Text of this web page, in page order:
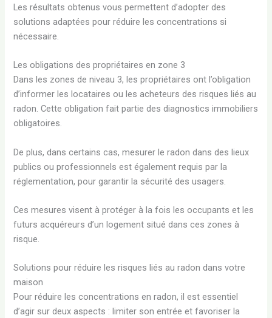
Les résultats obtenus vous permettent d’adopter des
solutions adaptées pour réduire les concentrations si
nécessaire.
Les obligations des propriétaires en zone 3
Dans les zones de niveau 3, les propriétaires ont l’obligation
d’informer les locataires ou les acheteurs des risques liés au
radon. Cette obligation fait partie des diagnostics immobiliers
obligatoires.
De plus, dans certains cas, mesurer le radon dans des lieux
publics ou professionnels est également requis par la
réglementation, pour garantir la sécurité des usagers.
Ces mesures visent à protéger à la fois les occupants et les
futurs acquéreurs d’un logement situé dans ces zones à
risque.
Solutions pour réduire les risques liés au radon dans votre
maison
Pour réduire les concentrations en radon, il est essentiel
d’agir sur deux aspects : limiter son entrée et favoriser la